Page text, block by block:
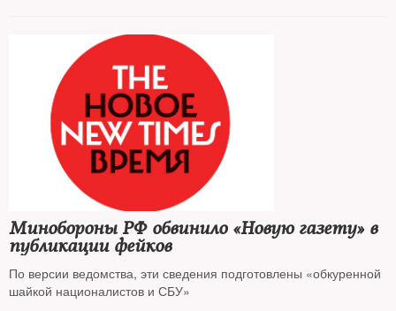
Минобороны РФ обвинило «Новую газету» в
публикации фейков
По версии ведомства, эти сведения подготовлены «обкуренной
шайкой националистов и СБУ»